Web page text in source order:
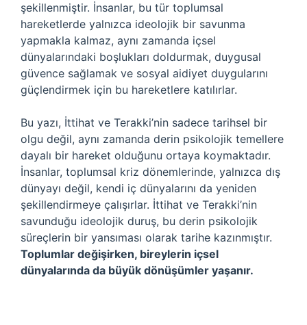
şekillenmiştir. İnsanlar, bu tür toplumsal
hareketlerde yalnızca ideolojik bir savunma
yapmakla kalmaz, aynı zamanda içsel
dünyalarındaki boşlukları doldurmak, duygusal
güvence sağlamak ve sosyal aidiyet duygularını
güçlendirmek için bu hareketlere katılırlar.
Bu yazı, İttihat ve Terakki’nin sadece tarihsel bir
olgu değil, aynı zamanda derin psikolojik temellere
dayalı bir hareket olduğunu ortaya koymaktadır.
İnsanlar, toplumsal kriz dönemlerinde, yalnızca dış
dünyayı değil, kendi iç dünyalarını da yeniden
şekillendirmeye çalışırlar. İttihat ve Terakki’nin
savunduğu ideolojik duruş, bu derin psikolojik
süreçlerin bir yansıması olarak tarihe kazınmıştır.
Toplumlar değişirken, bireylerin içsel
dünyalarında da büyük dönüşümler yaşanır.